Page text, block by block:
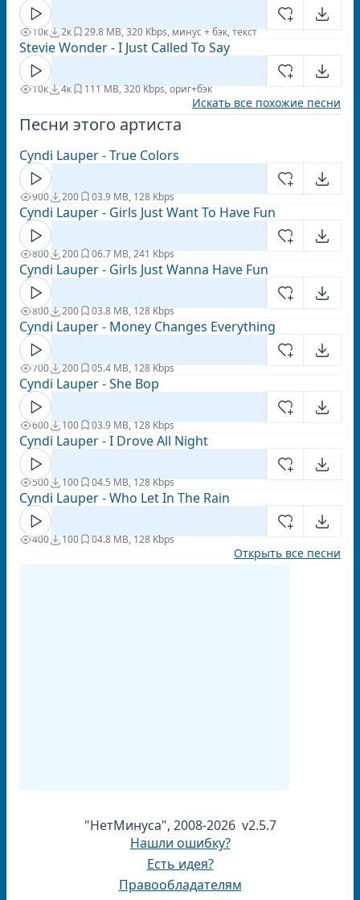
10к 2к 29.8 MB, 320 Kbps, минус + бэк, текст
Stevie Wonder - I Just Called To Say
10к 4к 111 MB, 320 Kbps, ориг+бэк
Искать все похожие песни
Песни этого артиста
Cyndi Lauper - True Colors
900 200 03.9 MB, 128 Kbps
Cyndi Lauper - Girls Just Want To Have Fun
800 200 06.7 MB, 241 Kbps
Cyndi Lauper - Girls Just Wanna Have Fun
800 200 03.8 MB, 128 Kbps
Cyndi Lauper - Money Changes Everything
700 200 05.4 MB, 128 Kbps
Cyndi Lauper - She Bop
600 100 03.9 MB, 128 Kbps
Cyndi Lauper - I Drove All Night
500 100 04.5 MB, 128 Kbps
Cyndi Lauper - Who Let In The Rain
400 100 04.8 MB, 128 Kbps
Открыть все песни
"НетМинуса", 2008-2026 v2.5.7
Нашли ошибку?
Есть идея?
Правообладателям